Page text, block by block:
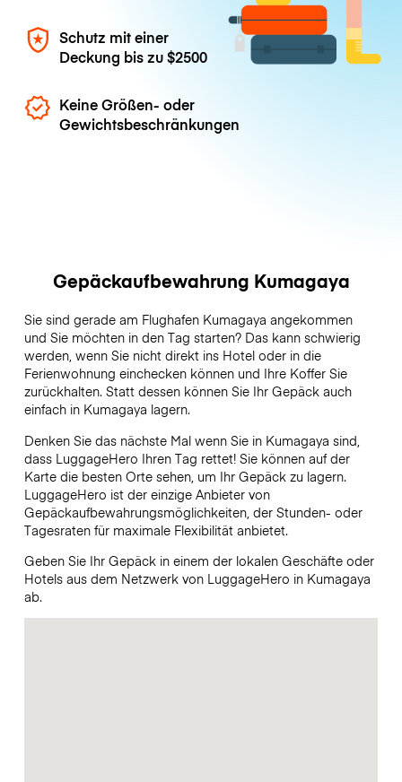
Schutz mit einer
Deckung bis zu$2500
Keine Größen- oder
Gewichtsbeschränkungen
Gepäckaufbewahrung Kumagaya
Sie sind gerade am Flughafen Kumagaya angekommen
und Sie möchten in den Tag starten? Das kann schwierig
werden, wenn Sie nicht direkt ins Hotel oder in die
Ferienwohnung einchecken können und Ihre Koffer Sie
zurückhalten. Statt dessen können Sie Ihr Gepäck auch
einfach in Kumagaya lagern.
Denken Sie das nächste Mal wenn Sie in Kumagaya sind,
dass LuggageHero Ihren Tag rettet! Sie können auf der
Karte die besten Orte sehen, um Ihr Gepäck zu lagern.
LuggageHero ist der einzige Anbieter von
Gepäckaufbewahrungsmöglichkeiten, der Stunden- oder
Tagesraten für maximale Flexibilität anbietet.
Geben Sie Ihr Gepäck in einem der lokalen Geschäfte oder
Hotels aus dem Netzwerk von LuggageHero in Kumagaya
ab.